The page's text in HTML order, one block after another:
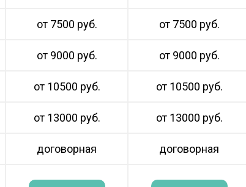
от 7500 руб. от 7500 руб.
от 9000 руб. от 9000 руб.
от 10500 руб. от 10500 руб.
от 13000 руб. от 13000 руб.
договорная договорная